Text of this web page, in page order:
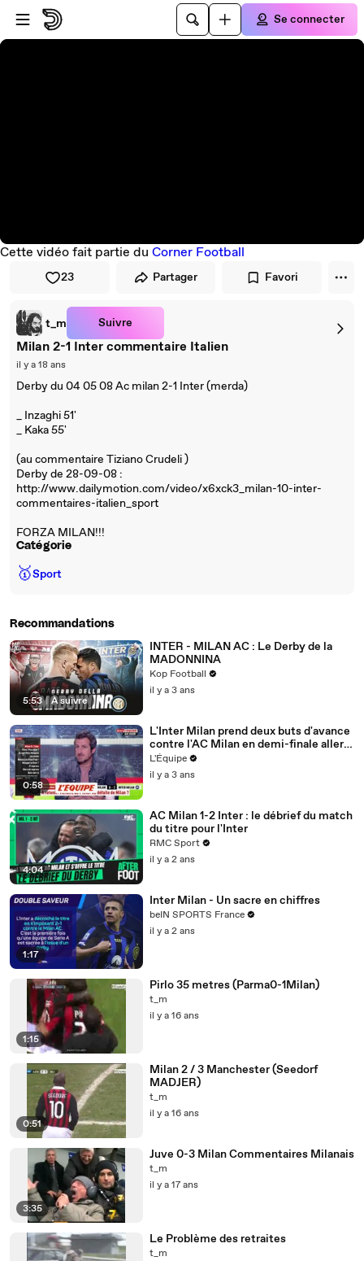
Passer au player
Passer au contenu principal
Se connecter
Cette vidéo fait partie du Corner Football
23 Partager Favori
t_m Suivre
Milan 2-1 Inter commentaire Italien
il y a 18 ans
Derby du 04 05 08 Ac milan 2-1 Inter (merda)
_ Inzaghi 51'
_ Kaka 55'
(au commentaire Tiziano Crudeli )
Derby de 28-09-08 :
http://www.dailymotion.com/video/x6xck3_milan-10-inter-
commentaires-italien_sport
FORZA MILAN!!!
Catégorie
🥇Sport
Recommandations
5:53 | À suivre
INTER - MILAN AC : Le Derby de la
MADONNINA
Kop Football
il y a 3 ans
0:58
L'Inter Milan prend deux buts d'avance
contre l'AC Milan en demi-finale aller -
Foot - C1
L'Équipe
il y a 3 ans
4:04
AC Milan 1-2 Inter : le débrief du match
du titre pour l'Inter
RMC Sport
il y a 2 ans
1:17
Inter Milan - Un sacre en chiffres
beIN SPORTS France
il y a 2 ans
1:15
Pirlo 35 metres (Parma0-1Milan)
t_m
il y a 16 ans
0:51
Milan 2 / 3 Manchester (Seedorf
MADJER)
t_m
il y a 16 ans
3:35
Juve 0-3 Milan Commentaires Milanais
t_m
il y a 17 ans
Le Problème des retraites
t_m